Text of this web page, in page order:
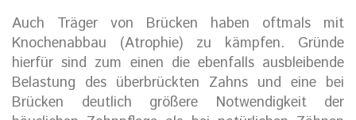
Auch Träger von Brücken haben oftmals mit
Knochenabbau (Atrophie) zu kämpfen. Gründe
hierfür sind zum einen die ebenfalls ausbleibende
Belastung des überbrückten Zahns und eine bei
Brücken deutlich größere Notwendigkeit der